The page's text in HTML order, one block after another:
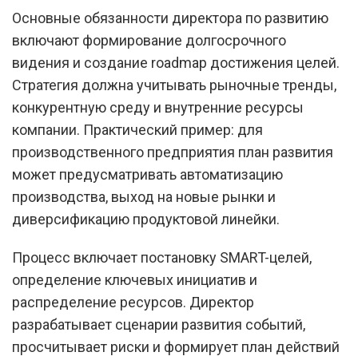
Основные обязанности директора по развитию
включают формирование долгосрочного
видения и создание roadmap достижения целей.
Стратегия должна учитывать рыночные тренды,
конкурентную среду и внутренние ресурсы
компании. Практический пример: для
производственного предприятия план развития
может предусматривать автоматизацию
производства, выход на новые рынки и
диверсификацию продуктовой линейки.
Процесс включает постановку SMART-целей,
определение ключевых инициатив и
распределение ресурсов. Директор
разрабатывает сценарии развития событий,
просчитывает риски и формирует план действий